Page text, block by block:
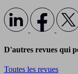
D'autres revues qui
Toutes les revues